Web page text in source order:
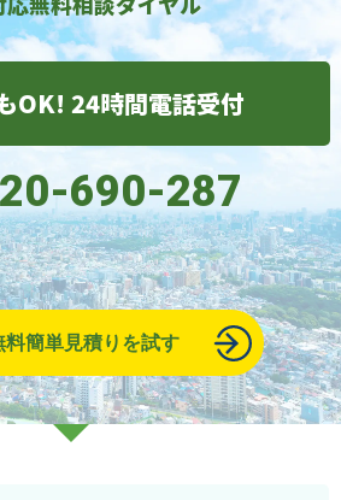
OK! 24時間電話受付
690-287
料簡単見積りを試す